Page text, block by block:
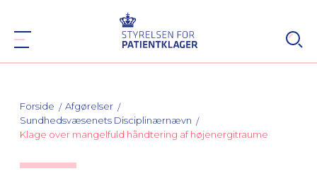
Forside
Afgørelser
Sundhedsvæsenets Disciplinærnævn
Klage over mangelfuld håndtering af højenergitraume